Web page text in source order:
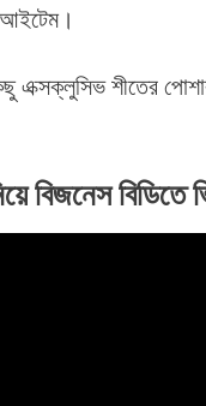
আইটেম।
এক্সক্লুসিভ শীতের
বিজনেস বিডিতে